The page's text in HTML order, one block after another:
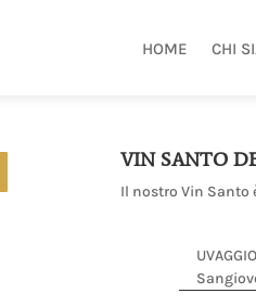
HOME CHI
VIN SANTO
Il nostro Vin Santo